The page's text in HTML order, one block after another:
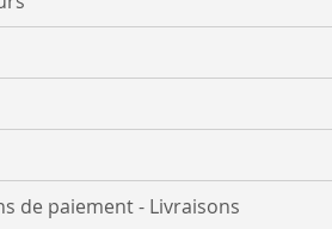
de paiement - Livraisons